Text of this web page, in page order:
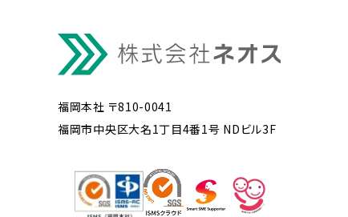
福岡本社 〒810-0041
福岡市中央区大名1丁目4番1号 NDビル3F